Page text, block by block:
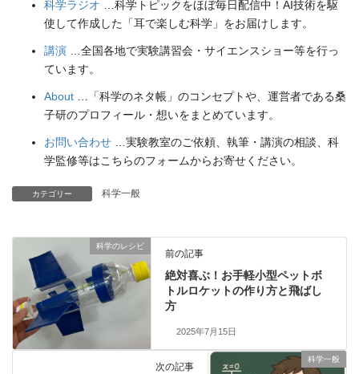
科学ラジオ …科学トピックをほぼ毎日配信中！AI技術を駆
使して作成した「耳で楽しむ科学」をお届けします。
講演 …全国各地で実験講習会・サイエンスショー等を行っ
ています。
About …「科学のネタ帳」のコンセプトや、運営者である桑
子研のプロフィール・想いをまとめています。
お問い合わせ …実験教室のご依頼、執筆・講演の相談、科
学監修等はこちらのフォームからお寄せください。
カテゴリー 科学一般
科学のレシピ
前の記事
絶対喜ぶ！お手軽小型ペットボ
トルロケットの作り方と飛ばし
方
2025年7月15日
科学一般
次の記事